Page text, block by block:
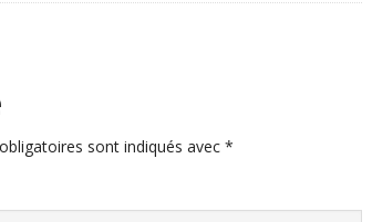
sont indiqués avec *